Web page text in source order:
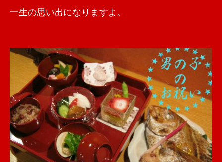
一生の思い出になりますよ。